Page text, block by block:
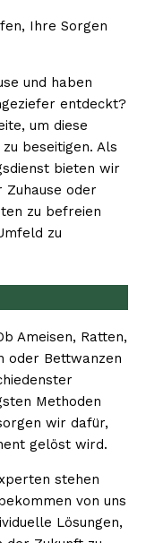
Ihre Sorgen
und haben
entdeckt?
um diese
beseitigen. Als
bieten wir
Zuhause oder
zu befreien
zu
Ameisen, Ratten,
oder Bettwanzen
Methoden
wir dafür,
gelöst wird.
stehen
von uns
Lösungen,